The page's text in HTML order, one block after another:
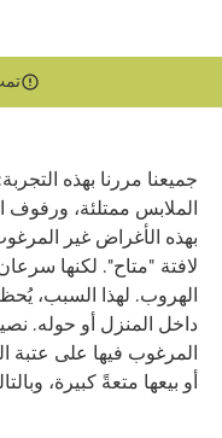
جميعنا مررنا بهذه
الملابس ممتلئة، ورفوف
بهذه الأغراض غير
لافتة "متاح". لكنها
الهروب. لهذا السبب،
داخل المنزل أو حوله.
المرغوب فيها على عتبة
أو بيعها متعةً كبيرة،